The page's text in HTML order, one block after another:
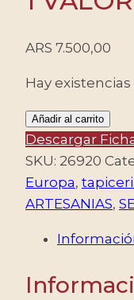
ARS 7.500,00
Hay existencias
ALAND
(FINLANDIA)
1990
-
SELLO
Añadir al carrito
Descargar
SKU: 26920
Europa,
ARTESANIAS,